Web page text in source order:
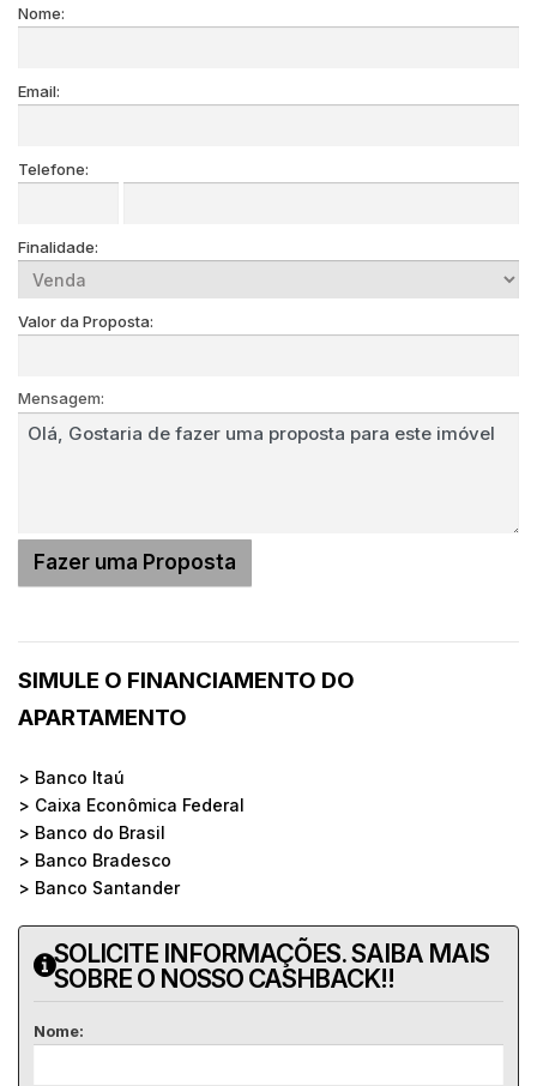
Nome:
Email:
Telefone:
Finalidade:
Valor da Proposta:
Mensagem:
SIMULE O FINANCIAMENTO DO
APARTAMENTO
> Banco Itaú
> Caixa Econômica Federal
> Banco do Brasil
> Banco Bradesco
> Banco Santander
SOLICITE INFORMAÇÕES. SAIBA MAIS
SOBRE O NOSSO CASHBACK!!
Nome: